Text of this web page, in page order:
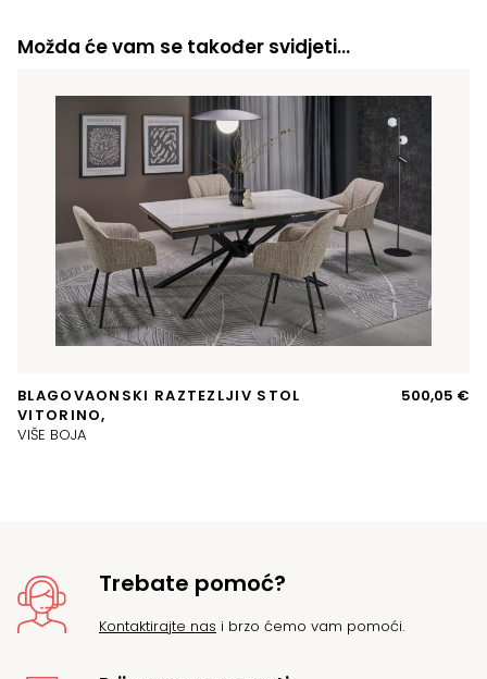
Možda će vam se također svidjeti…
BLAGOVAONSKI RAZTEZLJIV STOL
VITORINO,
VIŠE BOJA
500,05 €
Trebate pomoć?
Kontaktirajte nas i brzo ćemo vam pomoći.